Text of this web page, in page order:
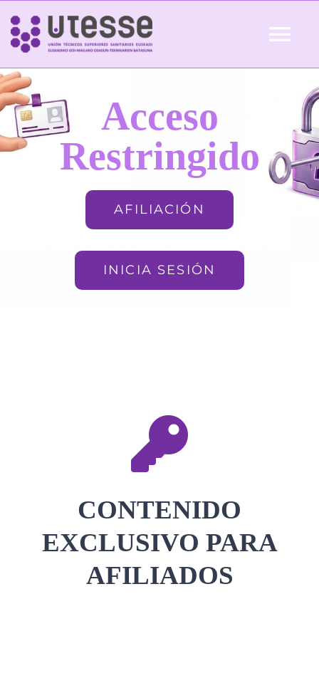
Skip
content
Inicio
QUIÉNES SOMOS Acceso
Restringido
AFILIACIÓN
INICIA SESIÓN
CONTENIDO
EXCLUSIVO PARA
AFILIADOS